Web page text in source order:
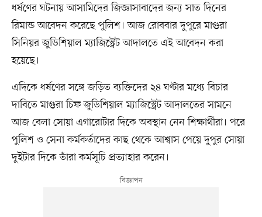
ধর্ষণের ঘটনায় আসামিদের জিজ্ঞাসাবাদের জন্য সাত দিনের
রিমান্ড আবেদন করেছে পুলিশ। আজ রোববার দুপুরে মাগুরা
সিনিয়র জুডিশিয়াল ম্যাজিস্ট্রেট আদালতে এই আবেদন করা
হয়েছে।
এদিকে ধর্ষণের সঙ্গে জড়িত ব্যক্তিদের ২৪ ঘণ্টার মধ্যে বিচার
দাবিতে মাগুরা চিফ জুডিশিয়াল ম্যাজিস্ট্রেট আদালতের সামনে
আজ বেলা সোয়া এগারোটার দিকে অবস্থান নেন শিক্ষার্থীরা। পরে
পুলিশ ও সেনা কর্মকর্তাদের কাছ থেকে আশ্বাস পেয়ে দুপুর সোয়া
দুইটার দিকে তাঁরা কর্মসূচি প্রত্যাহার করেন।